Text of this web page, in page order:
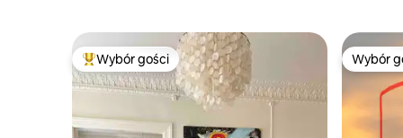
Najpopularniejsze z kategorii Wybór gości
Wybór gości Wybór
Wybór